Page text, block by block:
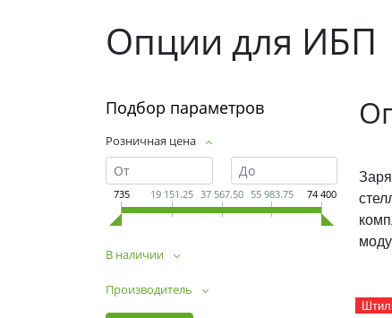
Опции для ИБП
Подбор параметров
Розничная цена
735 19 151.25 37 567.50 55 983.75 74 400
В наличии
Производитель